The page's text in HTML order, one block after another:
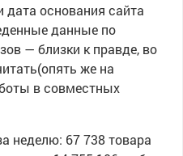
дата основания сайта
данные по
— близки к правде, во
же на
в совместных
неделю: 67 738 товара